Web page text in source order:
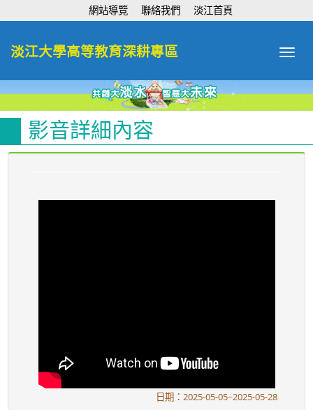
網站導覽 聯絡我們 淡江首頁
Toggle
淡江大學高等教育深耕專區
影音詳細內容
日期：2025-05-05~2025-05-28